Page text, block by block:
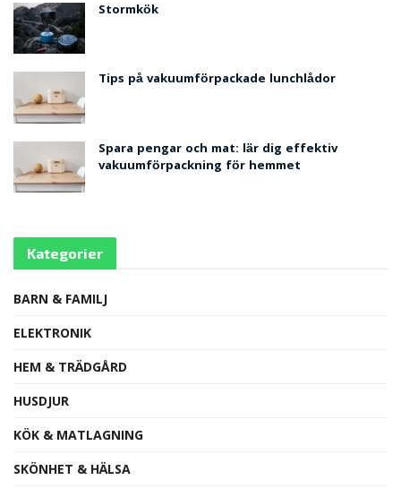
Stormkök
Tips på vakuumförpackade lunchlådor
Spara pengar och mat: lär dig effektiv
vakuumförpackning för hemmet
Kategorier
BARN & FAMILJ
ELEKTRONIK
HEM & TRÄDGÅRD
HUSDJUR
KÖK & MATLAGNING
SKÖNHET & HÄLSA